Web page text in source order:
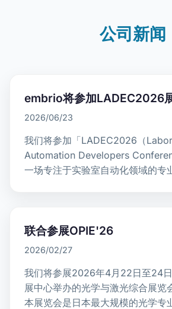
公司新闻
embrio将参加LADEC2026
2026/06/23
我们将参加「LADEC2026（
Automation Developers
一场专注于实验室自动化领域的专
联合参展OPIE'26
2026/02/27
我们将参展2026年4月22日至24
展中心举办的光学与激光综合展览
本展览会是日本最大规模的光学专